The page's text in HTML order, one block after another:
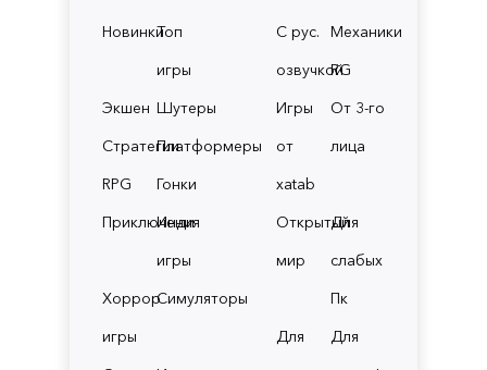
НовинкиТоп
игры
Экшен Шутеры
СтратегииПлатформеры
RPG
Гонки
Приключения
Инди
игры
Хоррор
игры
Симуляторы
С рус.
озвучкой
Механики
RG
Игры
от
xatab
От 3-го
лица
Открытый
мир
Для
слабых
Пк
Для
Для